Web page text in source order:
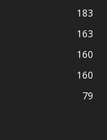
183
163
160
160
79